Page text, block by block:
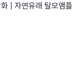
| 자연유래 탈모앰플